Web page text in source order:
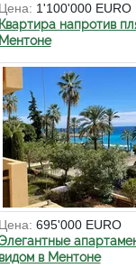
Цена: 1'100'000 EURO
Квартира напротив
Ментоне
Цена: 695'000 EURO
видом в Ментоне